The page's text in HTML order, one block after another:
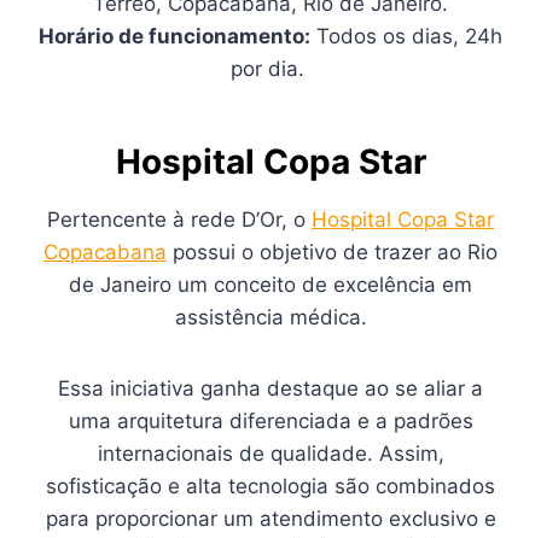
Horário de funcionamento: Todos os dias, 24h
por dia.
Hospital Copa Star
Pertencente à rede D’Or, o Hospital Copa Star
Copacabana possui o objetivo de trazer ao Rio
de Janeiro um conceito de excelência em
assistência médica.
Essa iniciativa ganha destaque ao se aliar a
uma arquitetura diferenciada e a padrões
internacionais de qualidade. Assim,
sofisticação e alta tecnologia são combinados
para proporcionar um atendimento exclusivo e